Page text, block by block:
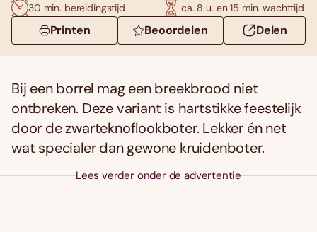
30 min. bereidingstijd ca. 8 u. en 15 min. wachttijd
Printen Beoordelen Delen
Bij een borrel mag een breekbrood niet
ontbreken. Deze variant is hartstikke feestelijk
door de zwarteknoflookboter. Lekker én net
wat specialer dan gewone kruidenboter.
Lees verder onder de advertentie